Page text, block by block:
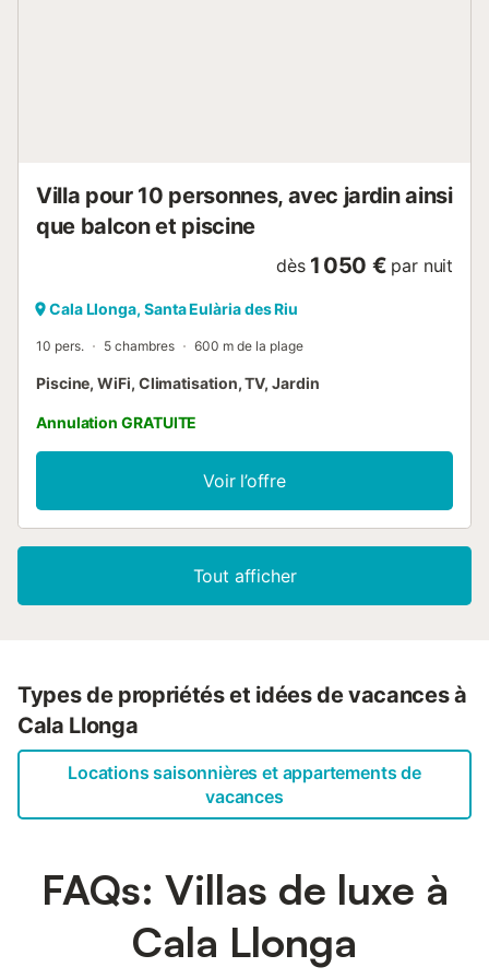
Villa pour 10 personnes, avec jardin ainsi
que balcon et piscine
dès 1 050 € par nuit
Cala Llonga, Santa Eulària des Riu
10 pers. 5 chambres 600 m de la plage
Piscine, WiFi, Climatisation, TV, Jardin
Annulation GRATUITE
Voir l’offre
Tout afficher
Types de propriétés et idées de vacances à
Cala Llonga
Locations saisonnières et appartements de
vacances
FAQs: Villas de luxe à
Cala Llonga